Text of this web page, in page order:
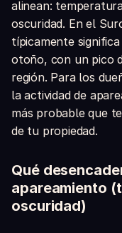
alinean:
oscuridad. En el
típicamente
otoño, con un pico
región. Para los
la actividad de
más probable que
de tu propiedad.
Qué
apareamiento
oscuridad)